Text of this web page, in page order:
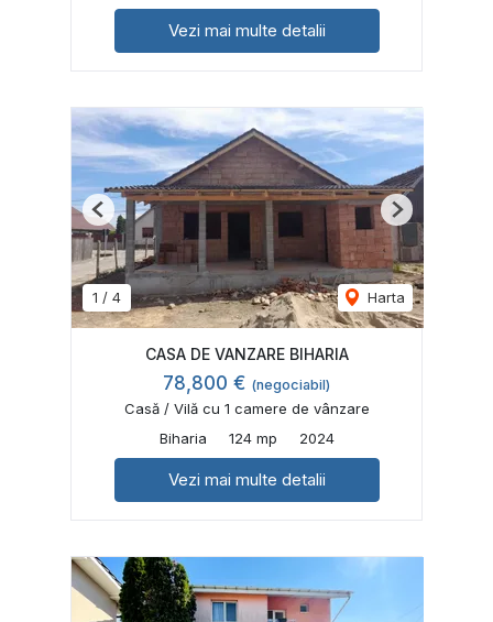
Vezi mai multe detalii
1 / 4 Harta
Previous Next
CASA DE VANZARE BIHARIA
78,800 € (negociabil)
Casă / Vilă cu 1 camere de vânzare
Biharia
124 mp 2024
Vezi mai multe detalii